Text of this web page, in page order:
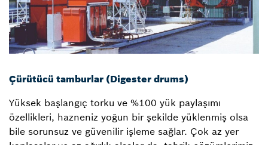
Çürütücü tamburlar (Digester drums)
Yüksek başlangıç torku ve %100 yük paylaşımı
özellikleri, hazneniz yoğun bir şekilde yüklenmiş olsa
bile sorunsuz ve güvenilir işleme sağlar. Çok az yer